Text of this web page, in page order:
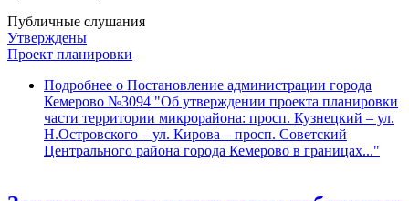
Публичные слушания
Утверждены
Проект планировки
Подробнее о Постановление администрации города
Кемерово №3094 "Об утверждении проекта планировки
части территории микрорайона: просп. Кузнецкий – ул.
Н.Островского – ул. Кирова – просп. Советский
Центрального района города Кемерово в границах..."